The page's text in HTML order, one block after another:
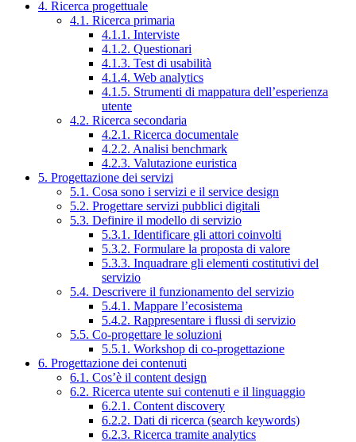
4. Ricerca progettuale
4.1. Ricerca primaria
4.1.1. Interviste
4.1.2. Questionari
4.1.3. Test di usabilità
4.1.4. Web analytics
4.1.5. Strumenti di mappatura dell’esperienza
utente
4.2. Ricerca secondaria
4.2.1. Ricerca documentale
4.2.2. Analisi benchmark
4.2.3. Valutazione euristica
5. Progettazione dei servizi
5.1. Cosa sono i servizi e il service design
5.2. Progettare servizi pubblici digitali
5.3. Definire il modello di servizio
5.3.1. Identificare gli attori coinvolti
5.3.2. Formulare la proposta di valore
5.3.3. Inquadrare gli elementi costitutivi del
servizio
5.4. Descrivere il funzionamento del servizio
5.4.1. Mappare l’ecosistema
5.4.2. Rappresentare i flussi di servizio
5.5. Co-progettare le soluzioni
5.5.1. Workshop di co-progettazione
6. Progettazione dei contenuti
6.1. Cos’è il content design
6.2. Ricerca utente sui contenuti e il linguaggio
6.2.1. Content discovery
6.2.2. Dati di ricerca (search keywords)
6.2.3. Ricerca tramite analytics